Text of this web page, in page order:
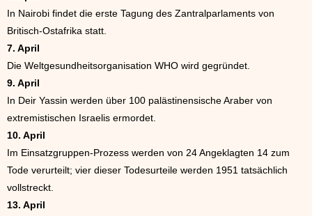
In Nairobi findet die erste Tagung des Zantralparlaments von
Britisch-Ostafrika statt.
7. April
Die Weltgesundheitsorganisation WHO wird gegründet.
9. April
In Deir Yassin werden über 100 palästinensische Araber von
extremistischen Israelis ermordet.
10. April
Im Einsatzgruppen-Prozess werden von 24 Angeklagten 14 zum
Tode verurteilt; vier dieser Todesurteile werden 1951 tatsächlich
vollstreckt.
13. April